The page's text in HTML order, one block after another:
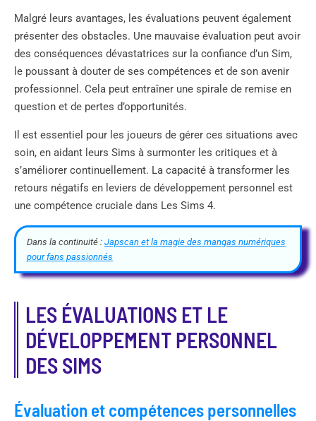
Malgré leurs avantages, les évaluations peuvent également
présenter des obstacles. Une mauvaise évaluation peut avoir
des conséquences dévastatrices sur la confiance d’un Sim,
le poussant à douter de ses compétences et de son avenir
professionnel. Cela peut entraîner une spirale de remise en
question et de pertes d’opportunités.
Il est essentiel pour les joueurs de gérer ces situations avec
soin, en aidant leurs Sims à surmonter les critiques et à
s’améliorer continuellement. La capacité à transformer les
retours négatifs en leviers de développement personnel est
une compétence cruciale dans Les Sims 4.
Dans la continuité : Japscan et la magie des mangas numériques
pour fans passionnés
LES ÉVALUATIONS ET LE
DÉVELOPPEMENT PERSONNEL
DES SIMS
Évaluation et compétences personnelles